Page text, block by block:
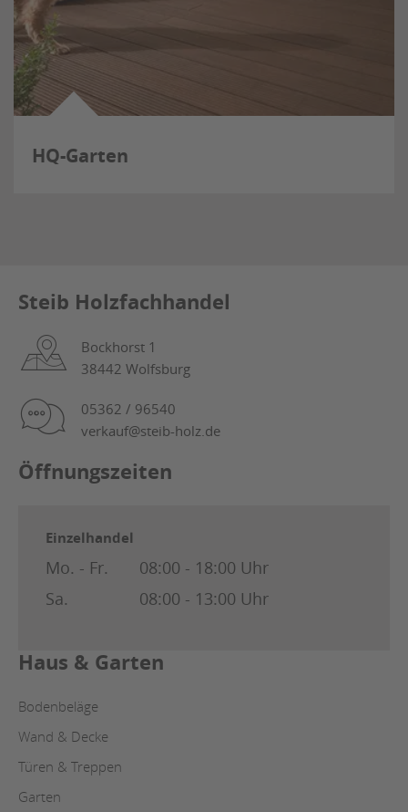
HQ-Garten
Steib Holzfachhandel
Bockhorst 1
38442 Wolfsburg
05362 / 96540
verkauf@steib-holz.de
Öffnungszeiten
Einzelhandel
Mo. - Fr.
08:00 - 18:00 Uhr
Sa.
08:00 - 13:00 Uhr
Haus & Garten
Bodenbeläge
Wand & Decke
Türen & Treppen
Garten